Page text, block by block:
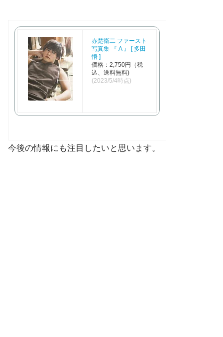
赤楚衛二 ファースト
写真集 『 A 』 [ 多田
悟 ]
価格：2,750円（税
込、送料無料)
(2023/5/4時点)
今後の情報にも注目したいと思います。